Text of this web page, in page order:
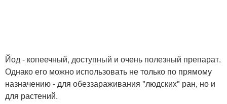
Йод - копеечный, доступный и очень полезный препарат.
Однако его можно использовать не только по прямому
назначению - для обеззараживания "людских" ран, но и
для растений.